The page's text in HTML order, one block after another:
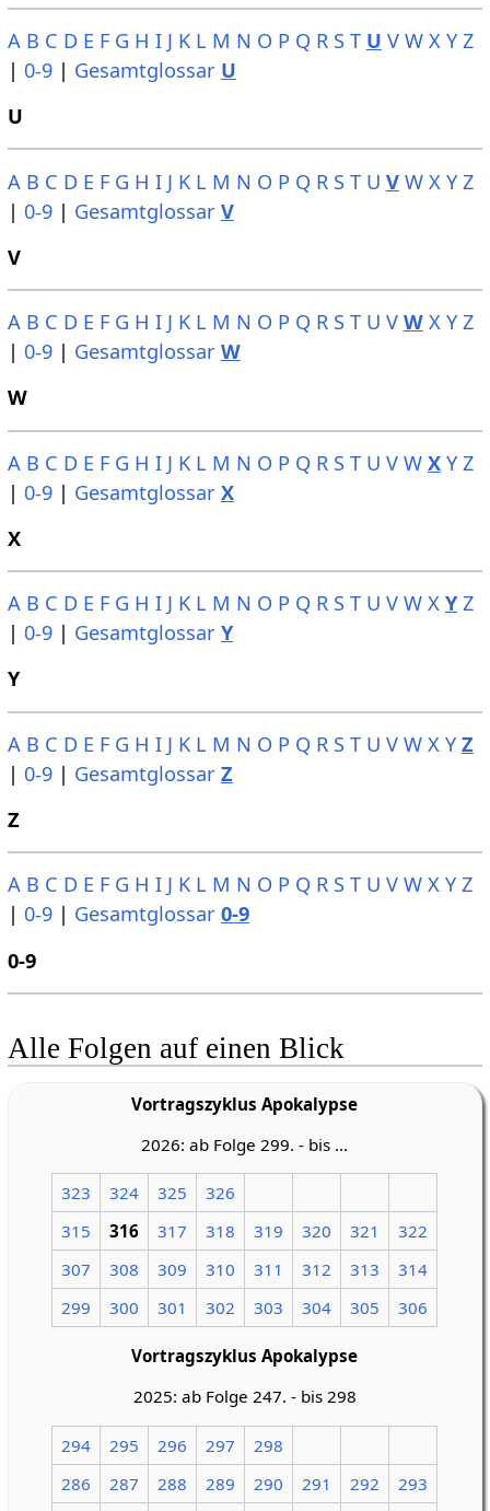
A B C D E F G H I J K L M N O P Q R S T U V W X Y Z
| 0-9| Gesamtglossar U
U
A B C D E F G H I J K L M N O P Q R S T U V W X Y Z
| 0-9| Gesamtglossar V
V
A B C D E F G H I J K L M N O P Q R S T U V W X Y Z
| 0-9| Gesamtglossar W
W
A B C D E F G H I J K L M N O P Q R S T U V W X Y Z
| 0-9| Gesamtglossar X
X
A B C D E F G H I J K L M N O P Q R S T U V W X Y Z
| 0-9| Gesamtglossar Y
Y
A B C D E F G H I J K L M N O P Q R S T U V W X Y Z
| 0-9| Gesamtglossar Z
Z
A B C D E F G H I J K L M N O P Q R S T U V W X Y Z
| 0-9| Gesamtglossar 0-9
0-9
Alle Folgen auf einen Blick
Vortragszyklus Apokalypse
2026: ab Folge 299. - bis ...
323 324 325
326
315
316 317 318 319 320 321
322
307
308 309 310 311 312 313
314
299
300 301 302 303 304 305 306
Vortragszyklus Apokalypse
2025: ab Folge 247. - bis 298
294 295 296 297
298
286
287 288 289 290 291 292
293